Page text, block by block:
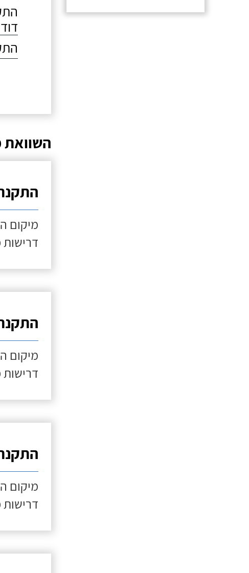
התקנת
התקנת
מיקום
דרישות
התקנת
מיקום
דרישות
התקנת
מיקום
דרישות